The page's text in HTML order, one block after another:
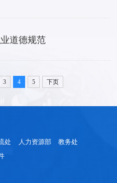
道德规范
3 4 5 下页
处 人力资源部
教务处